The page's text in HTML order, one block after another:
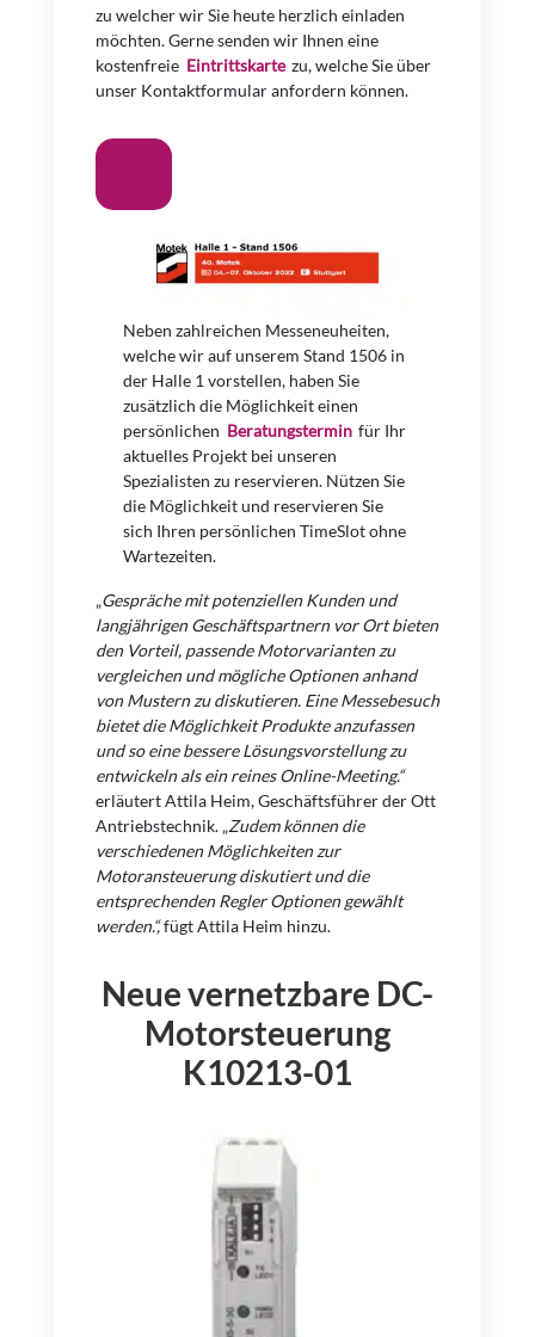
zu welcher wir Sie heute herzlich einladen
möchten. Gerne senden wir Ihnen eine
kostenfreie Eintrittskarte zu, welche Sie über
unser Kontaktformular anfordern können.
Eintritt
Neben zahlreichen Messeneuheiten,
welche wir auf unserem Stand 1506 in
der Halle 1 vorstellen, haben Sie
zusätzlich die Möglichkeit einen
persönlichen Beratungstermin für Ihr
aktuelles Projekt bei unseren
Spezialisten zu reservieren. Nützen Sie
die Möglichkeit und reservieren Sie
sich Ihren persönlichen TimeSlot ohne
Wartezeiten.
„Gespräche mit potenziellen Kunden und
langjährigen Geschäftspartnern vor Ort bieten
den Vorteil, passende Motorvarianten zu
vergleichen und mögliche Optionen anhand
von Mustern zu diskutieren. Eine Messebesuch
bietet die Möglichkeit Produkte anzufassen
und so eine bessere Lösungsvorstellung zu
entwickeln als ein reines Online-Meeting.“
erläutert Attila Heim, Geschäftsführer der Ott
Antriebstechnik. „Zudem können die
verschiedenen Möglichkeiten zur
Motoransteuerung diskutiert und die
entsprechenden Regler Optionen gewählt
werden.“,fügt Attila Heim hinzu.
Neue vernetzbare DC-
Motorsteuerung
K10213-01